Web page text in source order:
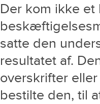
Der kom ikke
satte den
resultatet af.
overskrifter
bestilte den, til